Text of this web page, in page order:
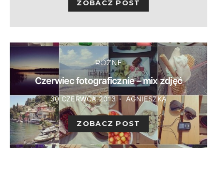
ZOBACZ POST
RÓŻNE
Czerwiec fotograficznie – mix zdjęć
30 CZERWCA 2013 AGNIESZKA
ZOBACZ POST